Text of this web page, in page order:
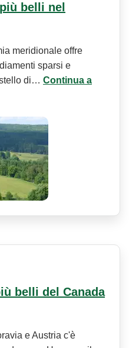
belli nel
meridionale offre
sparsi e
di… Continua a
belli del Canada
e Austria c'è